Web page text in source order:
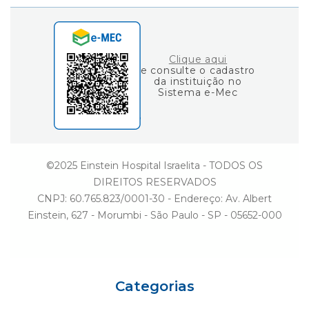
Consulta de Diplomas
Ouvidoria
Clique aqui
e consulte o cadastro
da instituição no
Sistema e-Mec
©2025 Einstein Hospital Israelita - TODOS OS
DIREITOS RESERVADOS
CNPJ: 60.765.823/0001-30 - Endereço: Av. Albert
Einstein, 627 - Morumbi - São Paulo - SP - 05652-000
Categorias